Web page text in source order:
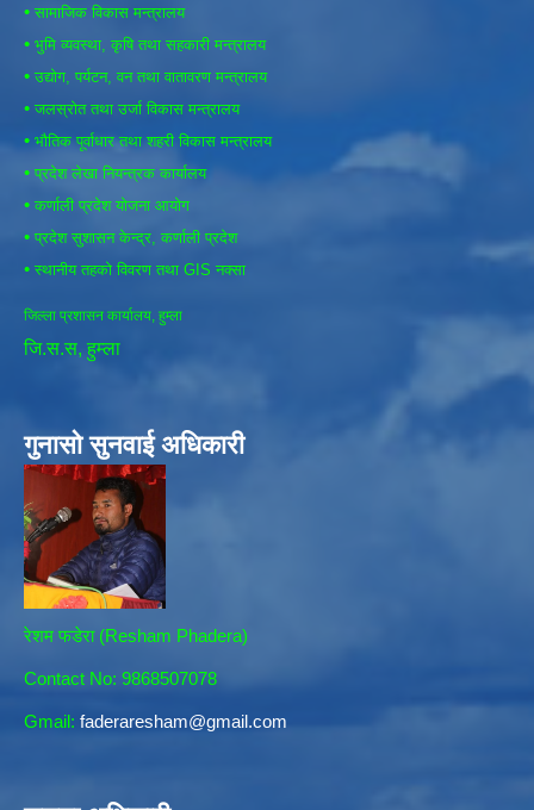
• सामाजिक विकास मन्त्रालय
• भुमि व्यवस्था, कृषि तथा सहकारी मन्त्रालय
• उद्योग, पर्यटन, वन तथा वातावरण मन्त्रालय
• जलस्रोत तथा उर्जा विकास मन्त्रालय
• भौतिक पूर्वाधार तथा शहरी विकास मन्त्रालय
• प्रदेश लेखा नियन्त्रक कार्यालय
• कर्णाली प्रदेश योजना आयोग
• प्रदेश सुशासन केन्द्र, कर्णाली प्रदेश
• स्थानीय तहको विवरण तथा GIS नक्सा
जिल्ला प्रशासन कार्यालय, हुम्ला
जि.स.स, हुम्ला
गुनासो सुनवाई अधिकारी
रेशम फडेरा (Resham Phadera)
Contact No: 9868507078
Gmail: faderaresham@gmail.com